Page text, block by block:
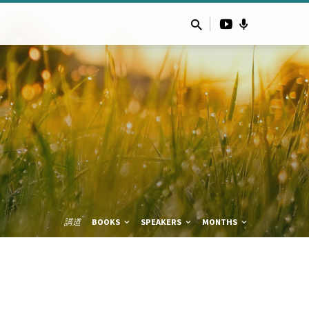
講道 BOOKS SPEAKERS MONTHS